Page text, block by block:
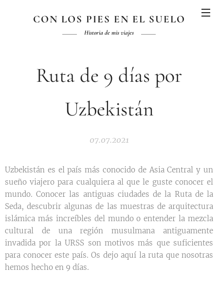
CON LOS PIES EN EL SUELO
Historia de mis viajes
Ruta de 9 días por
Uzbekistán
07.07.2021
Uzbekistán es el país más conocido de Asia Central y un
sueño viajero para cualquiera al que le guste conocer el
mundo. Conocer las antiguas ciudades de la Ruta de la
Seda, descubrir algunas de las muestras de arquitectura
islámica más increíbles del mundo o entender la mezcla
cultural de una región musulmana antiguamente
invadida por la URSS son motivos más que suficientes
para conocer este país. Os dejo aquí la ruta que nosotras
hemos hecho en 9 días.